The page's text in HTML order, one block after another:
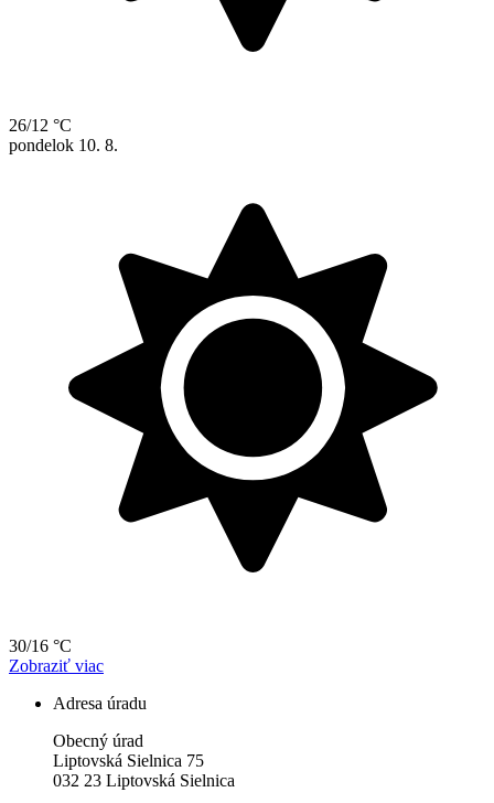
26/12 °C
pondelok 10. 8.
30/16 °C
Zobraziť viac
Adresa úradu
Obecný úrad
Liptovská Sielnica 75
032 23 Liptovská Sielnica